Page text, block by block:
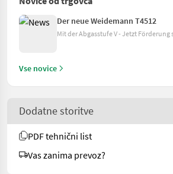
Der neue Weidemann T4512
Mit der Abgasstufe V - Jetzt Förderung
Vse novice
Dodatne storitve
PDF tehnični list
Vas zanima prevoz?